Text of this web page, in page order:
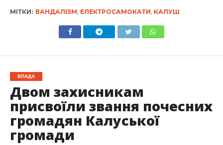
МІТКИ: ВАНДАЛІЗМ, ЕЛЕКТРОСАМОКАТИ, КАЛУШ
ВЛАДА
Двом захисникам
присвоїли звання почесних
громадян Калуської
громади